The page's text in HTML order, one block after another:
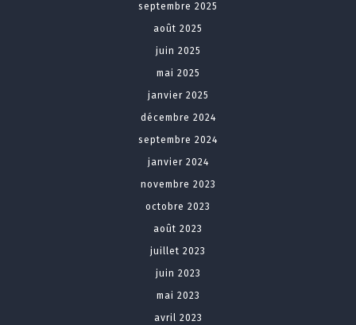
septembre 2025
août 2025
juin 2025
mai 2025
janvier 2025
décembre 2024
septembre 2024
janvier 2024
novembre 2023
octobre 2023
août 2023
juillet 2023
juin 2023
mai 2023
avril 2023